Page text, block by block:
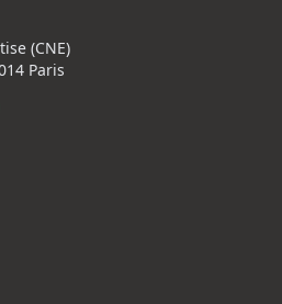
(CNE)
Paris